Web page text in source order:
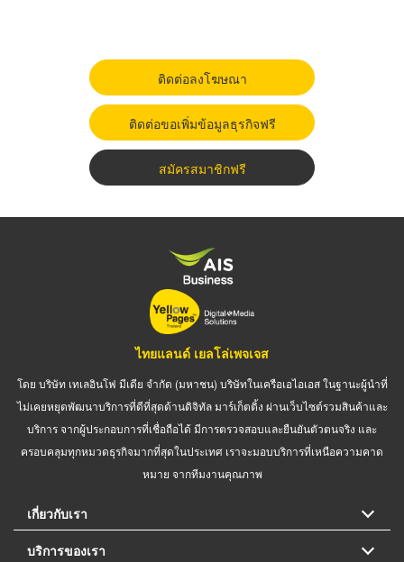
ติดต่อลงโฆษณา
ติดต่อขอเพิ่มข้อมูลธุรกิจฟรี
สมัครสมาชิกฟรี
ไทยแลนด์ เยลโล่เพจเจส
โดย บริษัท เทเลอินโฟ มีเดีย จำกัด (มหาชน) บริษัทในเครือเอไอเอส ในฐานะผู้นำที่
ไม่เคยหยุดพัฒนาบริการที่ดีที่สุดด้านดิจิทัล มาร์เก็ตติ้ง ผ่านเว็บไซต์รวมสินค้าและ
บริการ จากผู้ประกอบการที่เชื่อถือได้ มีการตรวจสอบและยืนยันตัวตนจริง และ
ครอบคลุมทุกหมวดธุรกิจมากที่สุดในประเทศ เราจะมอบบริการที่เหนือความคาด
หมาย จากทีมงานคุณภาพ
เกี่ยวกับเรา
บริการของเรา